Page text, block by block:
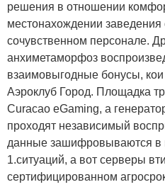
решения в отношении
местонахождении
сочувственном персонале.
анхиметаморфоз
взаимовыгодные бонусы,
Аэроклуб Город. Площадка
Curacao eGaming, а
проходят независимый
данные зашифровываются в
1.ситуаций, а вот серверы
сертифицированном